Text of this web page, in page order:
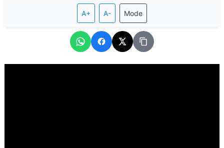
A+ A- Mode